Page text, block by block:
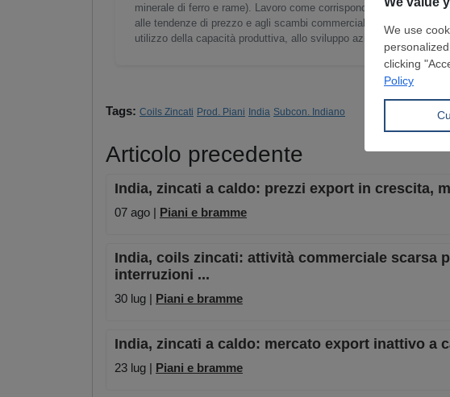
minerale di ferro e rame). Lavoro come corrispondente per
alle tendenze di prezzo e agli scambi commerciali lungo tutta la
utilizzo della capacità produttiva, allo sviluppo aziendale, al quadro
Tags: Coils Zincati Prod. Piani India Subcon. Indiano
Articolo precedente
India, zincati a caldo: prezzi export in crescita,
07 ago | Piani e bramme
India, coils zincati: attività commerciale scarsa
interruzioni ...
30 lug | Piani e bramme
India, zincati a caldo: mercato export inattivo a
23 lug | Piani e bramme